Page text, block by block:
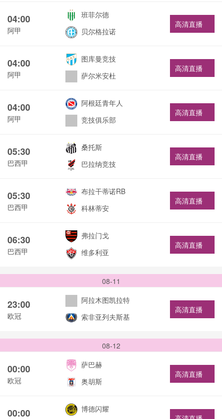
04:00
阿甲
班菲尔德
贝尔格拉诺
高清直播
04:00
阿甲
图库曼竞技
萨尔米安杜
高清直播
04:00
阿甲
阿根廷青年人
竞技俱乐部
高清直播
05:30
巴西甲
桑托斯
巴拉纳竞技
高清直播
05:30
巴西甲
布拉干蒂诺RB
科林蒂安
高清直播
06:30
巴西甲
弗拉门戈
维多利亚
高清直播
08-11
23:00
欧冠
阿拉木图凯拉特
索非亚列夫斯基
高清直播
08-12
00:00
欧冠
萨巴赫
奥胡斯
高清直播
00:00
博德闪耀